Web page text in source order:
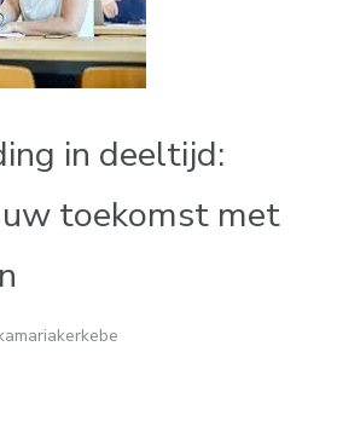
in deeltijd:
toekomst met